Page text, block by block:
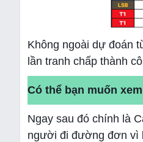
Không ngoài dự đoán
lần tranh chấp thành
Có thể bạn muốn
Ngay sau đó chính là
người đi đường đơn vì